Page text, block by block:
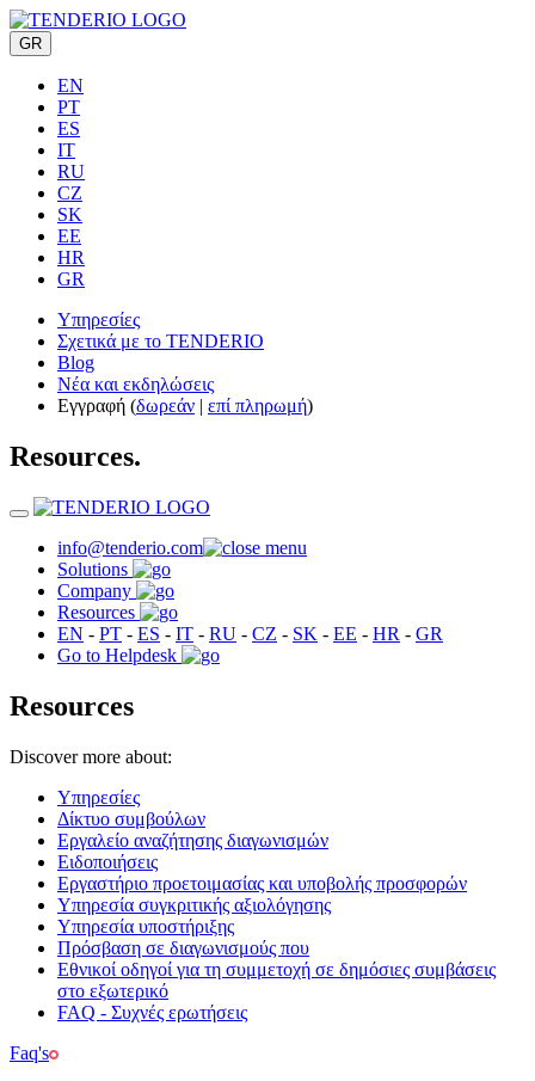
GR
EN
PT
ES
IT
RU
CZ
SK
EE
HR
GR
Υπηρεσίες
Σχετικά με το TENDERIO
Blog
Νέα και εκδηλώσεις
Εγγραφή (δωρεάν | επί πληρωμή)
Resources.
info@tenderio.com
Solutions
Company
Resources
EN - PT - ES - IT - RU - CZ - SK - EE - HR - GR
Go to Helpdesk
Resources
Discover more about:
Υπηρεσίες
Δίκτυο συμβούλων
Εργαλείο αναζήτησης διαγωνισμών
Ειδοποιήσεις
Εργαστήριο προετοιμασίας και υποβολής προσφορών
Υπηρεσία συγκριτικής αξιολόγησης
Υπηρεσία υποστήριξης
Πρόσβαση σε διαγωνισμούς που
Εθνικοί οδηγοί για τη συμμετοχή σε δημόσιες συμβάσεις
στο εξωτερικό
FAQ - Συχνές ερωτήσεις
Faq's